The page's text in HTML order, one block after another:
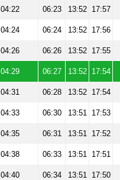
04:22 06:23 13:52 17:57
04:24 06:24 13:52 17:56
04:26 06:26 13:52 17:55
04:29 06:27 13:52 17:54
04:31 06:28 13:52 17:54
04:33 06:30 13:51 17:53
04:35 06:31 13:51 17:52
04:38 06:33 13:51 17:51
04:40 06:34 13:51 17:50